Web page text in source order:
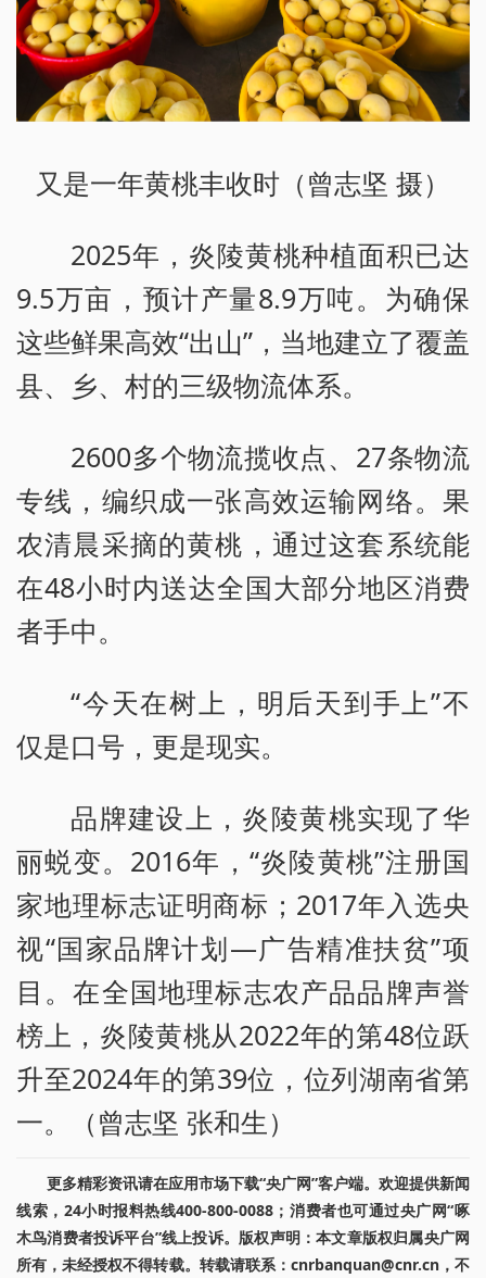
又是一年黄桃丰收时（曾志坚 摄）
2025年，炎陵黄桃种植面积已达
9.5万亩，预计产量8.9万吨。为确保
这些鲜果高效“出山”，当地建立了覆盖
县、乡、村的三级物流体系。
2600多个物流揽收点、27条物流
专线，编织成一张高效运输网络。果
农清晨采摘的黄桃，通过这套系统能
在48小时内送达全国大部分地区消费
者手中。
“今天在树上，明后天到手上”不
仅是口号，更是现实。
品牌建设上，炎陵黄桃实现了华
丽蜕变。2016年，“炎陵黄桃”注册国
家地理标志证明商标；2017年入选央
视“国家品牌计划—广告精准扶贫”项
目。在全国地理标志农产品品牌声誉
榜上，炎陵黄桃从2022年的第48位跃
升至2024年的第39位，位列湖南省第
一。（曾志坚 张和生）
更多精彩资讯请在应用市场下载“央广网”客户端。欢迎提供新闻
线索，24小时报料热线400-800-0088；消费者也可通过央广网“啄
木鸟消费者投诉平台”线上投诉。版权声明：本文章版权归属央广网
所有，未经授权不得转载。转载请联系：cnrbanquan@cnr.cn，不